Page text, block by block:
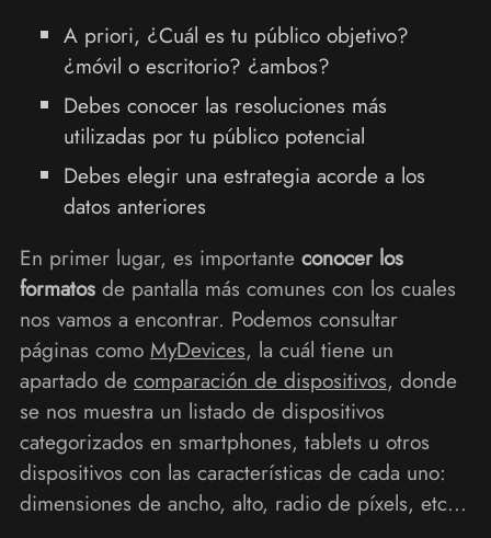
A priori, ¿Cuál es tu público objetivo?
¿móvil o escritorio? ¿ambos?
Debes conocer las resoluciones más
utilizadas por tu público potencial
Debes elegir una estrategia acorde a los
datos anteriores
En primer lugar, es importante conocer los
formatosde pantalla más comunes con los cuales
nos vamos a encontrar. Podemos consultar
páginas como MyDevices, la cuál tiene un
apartado de comparación de dispositivos, donde
se nos muestra un listado de dispositivos
categorizados en smartphones, tablets u otros
dispositivos con las características de cada uno:
dimensiones de ancho, alto, radio de píxels, etc...